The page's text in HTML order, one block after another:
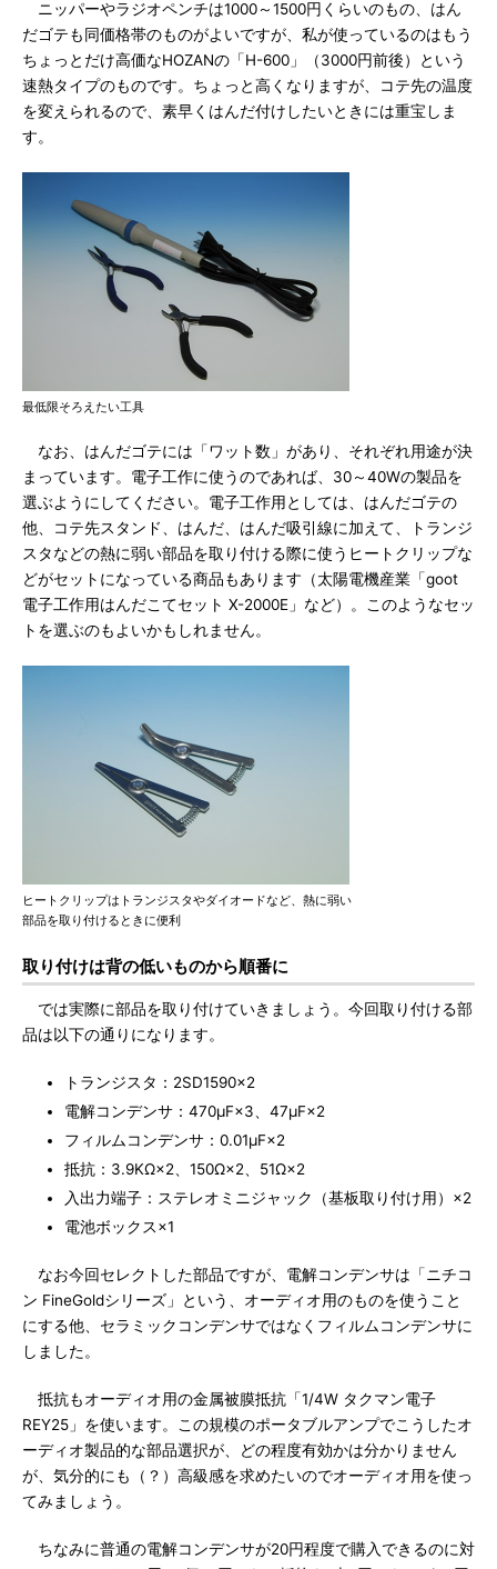
ニッパーやラジオペンチは1000～1500円くらいのもの、はん
だゴテも同価格帯のものがよいですが、私が使っているのはもう
ちょっとだけ高価なHOZANの「H-600」（3000円前後）という
速熱タイプのものです。ちょっと高くなりますが、コテ先の温度
を変えられるので、素早くはんだ付けしたいときには重宝しま
す。
最低限そろえたい工具
なお、はんだゴテには「ワット数」があり、それぞれ用途が決
まっています。電子工作に使うのであれば、30～40Wの製品を
選ぶようにしてください。電子工作用としては、はんだゴテの
他、コテ先スタンド、はんだ、はんだ吸引線に加えて、トランジ
スタなどの熱に弱い部品を取り付ける際に使うヒートクリップな
どがセットになっている商品もあります（太陽電機産業「goot
電子工作用はんだこてセット X-2000E」など）。このようなセッ
トを選ぶのもよいかもしれません。
ヒートクリップはトランジスタやダイオードなど、熱に弱い
部品を取り付けるときに便利
取り付けは背の低いものから順番に
では実際に部品を取り付けていきましょう。今回取り付ける部
品は以下の通りになります。
トランジスタ：2SD1590×2
電解コンデンサ：470μF×3、47μF×2
フィルムコンデンサ：0.01μF×2
抵抗：3.9KΩ×2、150Ω×2、51Ω×2
入出力端子：ステレオミニジャック（基板取り付け用）×2
電池ボックス×1
なお今回セレクトした部品ですが、電解コンデンサは「ニチコ
ン FineGoldシリーズ」という、オーディオ用のものを使うこと
にする他、セラミックコンデンサではなくフィルムコンデンサに
しました。
抵抗もオーディオ用の金属被膜抵抗「1/4W タクマン電子
REY25」を使います。この規模のポータブルアンプでこうしたオ
ーディオ製品的な部品選択が、どの程度有効かは分かりません
が、気分的にも（？）高級感を求めたいのでオーディオ用を使っ
てみましょう。
ちなみに普通の電解コンデンサが20円程度で購入できるのに対